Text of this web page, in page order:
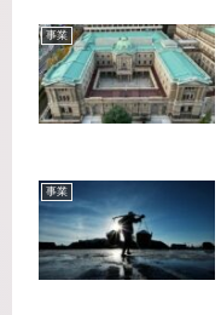
事業
事業